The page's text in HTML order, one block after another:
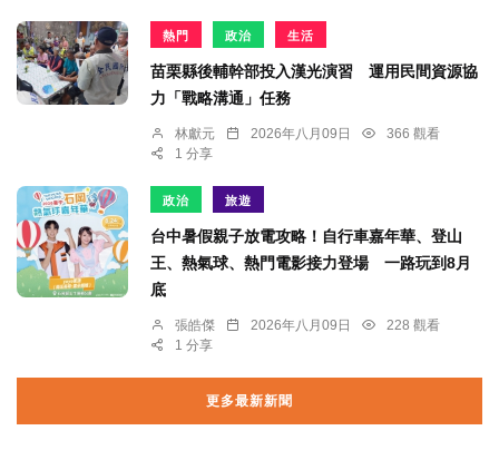
熱門 政治 生活
苗栗縣後輔幹部投入漢光演習 運用民間資源協
力「戰略溝通」任務
林獻元 2026年八月09日
366 觀看
1 分享
政治 旅遊
台中暑假親子放電攻略！自行車嘉年華、登山
王、熱氣球、熱門電影接力登場 一路玩到8月
底
張皓傑 2026年八月09日
228 觀看
1 分享
更多最新新聞